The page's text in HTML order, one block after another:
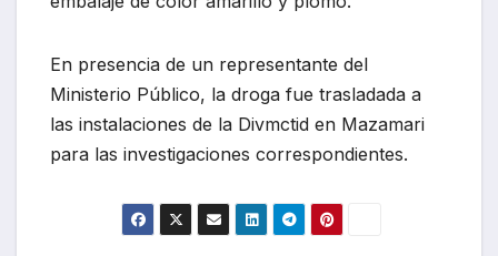
En presencia de un representante del
Ministerio Público, la droga fue trasladada a
las instalaciones de la Divmctid en Mazamari
para las investigaciones correspondientes.